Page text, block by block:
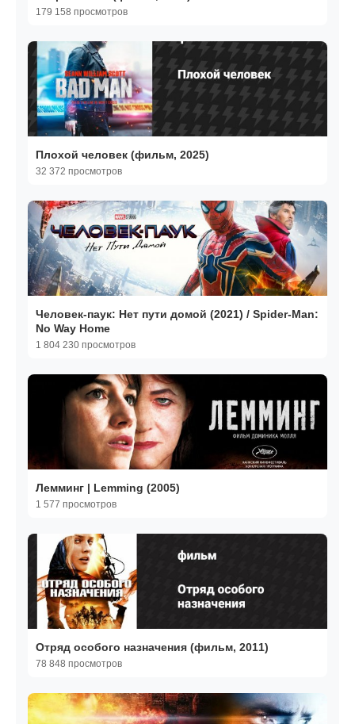
179 158 просмотров
Плохой человек (фильм, 2025)
32 372 просмотров
Человек-паук: Нет пути домой (2021) / Spider-Man:
No Way Home
1 804 230 просмотров
Лемминг | Lemming (2005)
1 577 просмотров
Отряд особого назначения (фильм, 2011)
78 848 просмотров